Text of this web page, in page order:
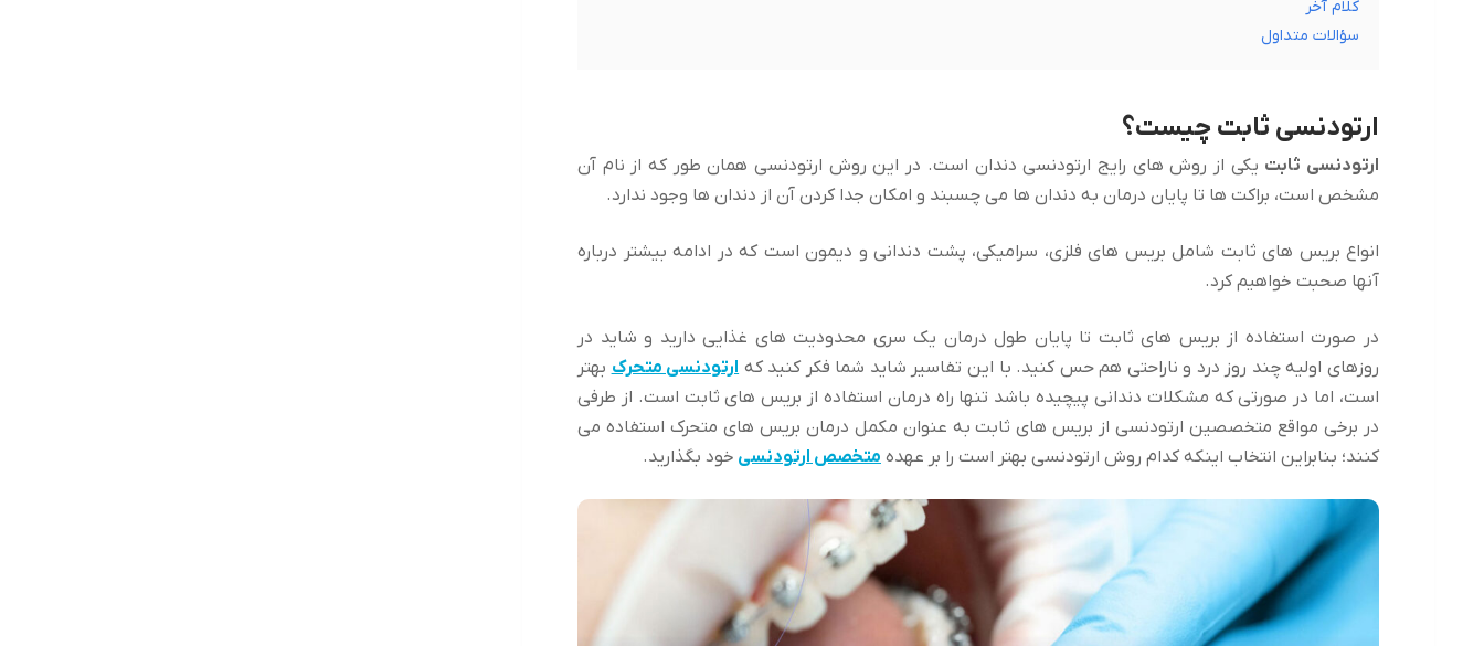
کلام آخر
سؤالات متداول
ارتودنسی ثابت چیست؟
ارتودنسی ثابت یکی از روش های رایج ارتودنسی دندان است. در این روش ارتودنسی همان طور که از نام آن
مشخص است، براکت ها تا پایان درمان به دندان ها می چسبند و امکان جدا کردن آن از دندان ها وجود ندارد.
انواع بریس های ثابت شامل بریس های فلزی، سرامیکی، پشت دندانی و دیمون است که در ادامه بیشتر درباره
آنها صحبت خواهیم کرد.
در صورت استفاده از بریس های ثابت تا پایان طول درمان یک سری محدودیت های غذایی دارید و شاید در
روزهای اولیه چند روز درد و ناراحتی هم حس کنید. با این تفاسیر شاید شما فکر کنید که ارتودنسی متحرک بهتر
است، اما در صورتی که مشکلات دندانی پیچیده باشد تنها راه درمان استفاده از بریس های ثابت است. از طرفی
در برخی مواقع متخصصین ارتودنسی از بریس های ثابت به عنوان مکمل درمان بریس های متحرک استفاده می
کنند؛ بنابراین انتخاب اینکه کدام روش ارتودنسی بهتر است را بر عهده متخصص ارتودنسی خود بگذارید.